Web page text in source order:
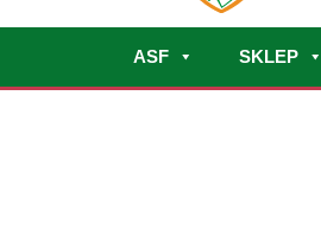
ASF SKLEP